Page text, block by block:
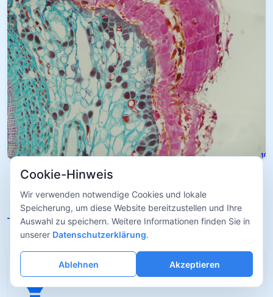
Kernvorteile der L3CMOS-
Serie
Cookie-Hinweis
Wir verwenden notwendige Cookies und lokale
Speicherung, um diese Website bereitzustellen und Ihre
Auswahl zu speichern. Weitere Informationen finden Sie in
unserer Datenschutzerklärung.
Ablehnen Akzeptieren